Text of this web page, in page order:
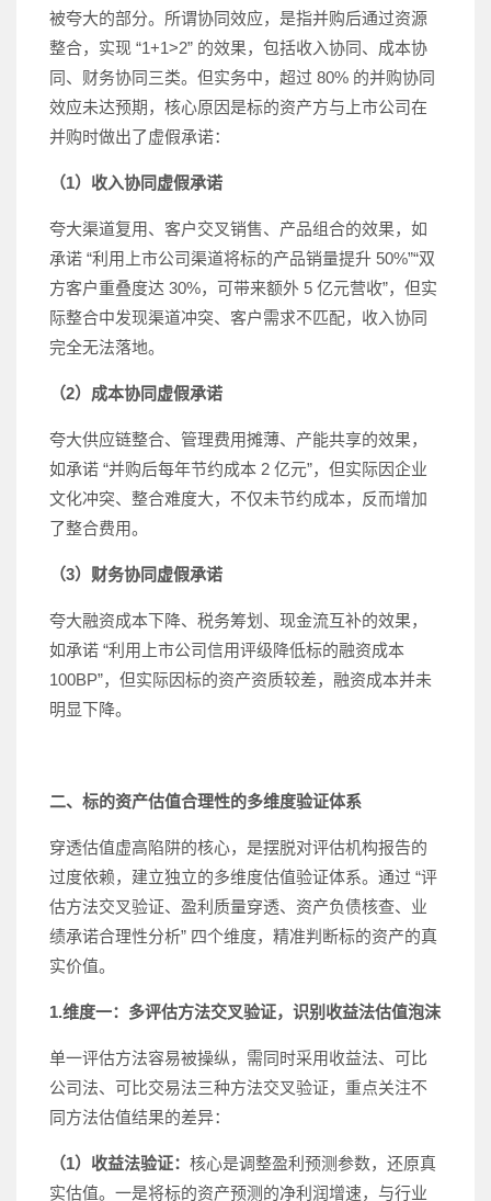
被夸大的部分。所谓协同效应，是指并购后通过资源
整合，实现 “1+1>2” 的效果，包括收入协同、成本协
同、财务协同三类。但实务中，超过 80% 的并购协同
效应未达预期，核心原因是标的资产方与上市公司在
并购时做出了虚假承诺：
（1）收入协同虚假承诺
夸大渠道复用、客户交叉销售、产品组合的效果，如
承诺 “利用上市公司渠道将标的产品销量提升 50%”“双
方客户重叠度达 30%，可带来额外 5 亿元营收”，但实
际整合中发现渠道冲突、客户需求不匹配，收入协同
完全无法落地。
（2）成本协同虚假承诺
夸大供应链整合、管理费用摊薄、产能共享的效果，
如承诺 “并购后每年节约成本 2 亿元”，但实际因企业
文化冲突、整合难度大，不仅未节约成本，反而增加
了整合费用。
（3）财务协同虚假承诺
夸大融资成本下降、税务筹划、现金流互补的效果，
如承诺 “利用上市公司信用评级降低标的融资成本
100BP”，但实际因标的资产资质较差，融资成本并未
明显下降。
二、标的资产估值合理性的多维度验证体系
穿透估值虚高陷阱的核心，是摆脱对评估机构报告的
过度依赖，建立独立的多维度估值验证体系。通过 “评
估方法交叉验证、盈利质量穿透、资产负债核查、业
绩承诺合理性分析” 四个维度，精准判断标的资产的真
实价值。
1.维度一：多评估方法交叉验证，识别收益法估值泡沫
单一评估方法容易被操纵，需同时采用收益法、可比
公司法、可比交易法三种方法交叉验证，重点关注不
同方法估值结果的差异：
（1）收益法验证： 核心是调整盈利预测参数，还原真
实估值。一是将标的资产预测的净利润增速，与行业